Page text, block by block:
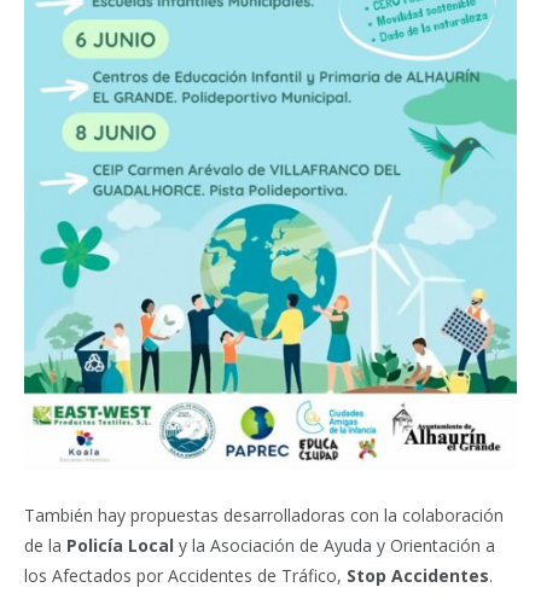
También hay propuestas desarrolladoras con la colaboración
de la Policía Local y la Asociación de Ayuda y Orientación a
los Afectados por Accidentes de Tráfico, Stop Accidentes.